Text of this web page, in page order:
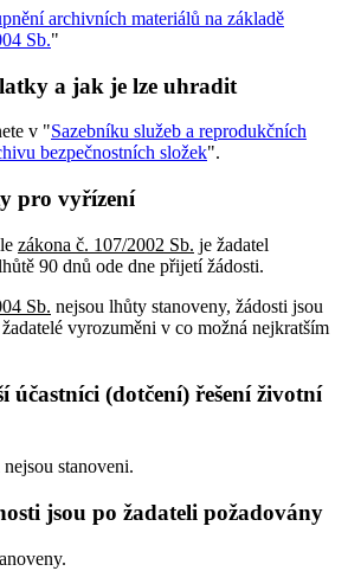
archivních materiálů na základě
Sb."
a jak je lze uhradit
v "Sazebníku služeb a reprodukčních
bezpečnostních složek".
pro vyřízení
zákona č. 107/2002 Sb. je žadatel
90 dnů ode dne přijetí žádosti.
Sb. nejsou lhůty stanoveny, žádosti jsou
vyrozuměni v co možná nejkratším
účastníci (dotčení) řešení životní
stanoveni.
jsou po žadateli požadovány